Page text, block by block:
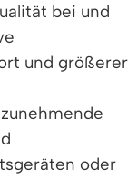
bei und
und größerer
oder